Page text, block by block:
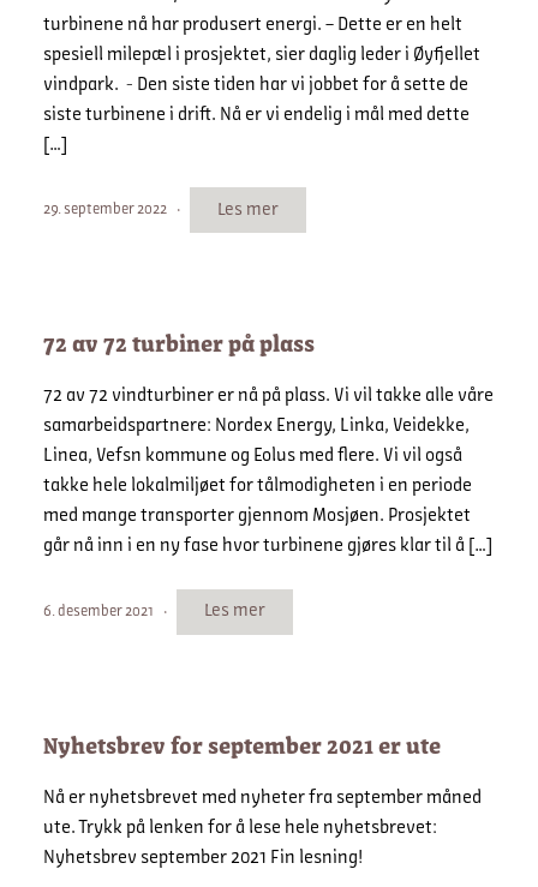
turbinene nå har produsert energi. – Dette er en helt
spesiell milepæl i prosjektet, sier daglig leder i Øyfjellet
vindpark. - Den siste tiden har vi jobbet for å sette de
siste turbinene i drift. Nå er vi endelig i mål med dette
[…]
29. september 2022 Les mer
72 av 72 turbiner på plass
72 av 72 vindturbiner er nå på plass. Vi vil takke alle våre
samarbeidspartnere: Nordex Energy, Linka, Veidekke,
Linea, Vefsn kommune og Eolus med flere. Vi vil også
takke hele lokalmiljøet for tålmodigheten i en periode
med mange transporter gjennom Mosjøen. Prosjektet
går nå inn i en ny fase hvor turbinene gjøres klar til å […]
6. desember 2021 Les mer
Nyhetsbrev for september 2021 er ute
Nå er nyhetsbrevet med nyheter fra september måned
ute. Trykk på lenken for å lese hele nyhetsbrevet:
Nyhetsbrev september 2021 Fin lesning!